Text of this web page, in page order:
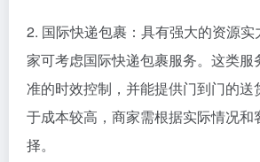
2. 国际快递包裹：具有强大的资源
家可考虑国际快递包裹服务。这类
准的时效控制，并能提供门到门的送
于成本较高，商家需根据实际情况和
择。